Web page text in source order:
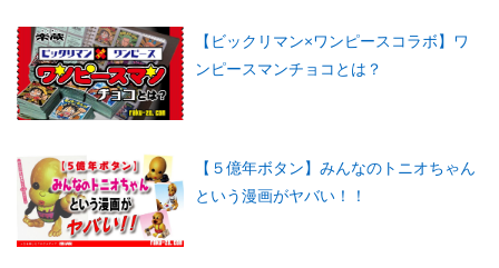
【ビックリマン×ワンピースコラボ】ワ
ンピースマンチョコとは？
【５億年ボタン】みんなのトニオちゃん
という漫画がヤバい！！